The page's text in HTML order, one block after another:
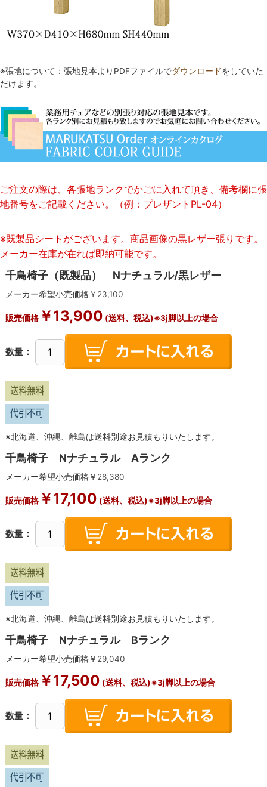
※張地について：張地見本よりPDFファイルでダウンロードをしていた
だけます。
ご注文の際は、各張地ランクでかごに入れて頂き、備考欄に張
地番号をご記載ください。（例：プレザントPL-04）
※既製品シートがございます。商品画像の黒レザー張りです。
メーカー在庫が在れば即納可能です。
千鳥椅子（既製品） Nナチュラル/黒レザー
メーカー希望小売価格￥ 23,100
販売価格￥13,900 (送料、税込)※3j脚以上の場合
数量：
※北海道、沖縄、離島は送料別途お見積もりいたします。
千鳥椅子 Nナチュラル Aランク
メーカー希望小売価格￥ 28,380
販売価格￥17,100 (送料、税込)※3j脚以上の場合
数量：
※北海道、沖縄、離島は送料別途お見積もりいたします。
千鳥椅子 Nナチュラル Bランク
メーカー希望小売価格￥ 29,040
販売価格￥17,500 (送料、税込)※3j脚以上の場合
数量：